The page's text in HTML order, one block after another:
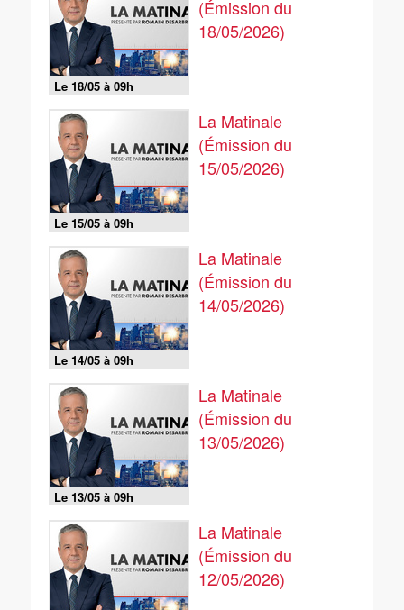
Le 18/05 à 09h
(Émission du
18/05/2026)
Le 15/05 à 09h
La Matinale
(Émission du
15/05/2026)
Le 14/05 à 09h
La Matinale
(Émission du
14/05/2026)
Le 13/05 à 09h
La Matinale
(Émission du
13/05/2026)
La Matinale
(Émission du
12/05/2026)